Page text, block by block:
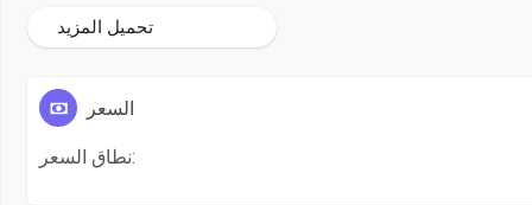
تحميل المزيد
السعر
نطاق السعر: